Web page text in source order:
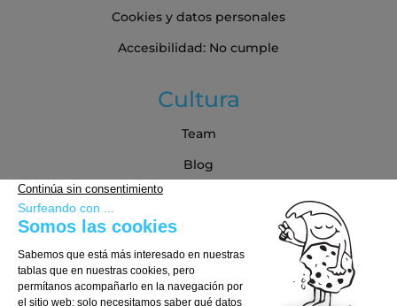
Cookies y datos personales
Accesibilidad: No cumple
Cultura
Team
Blog
Guía de compra